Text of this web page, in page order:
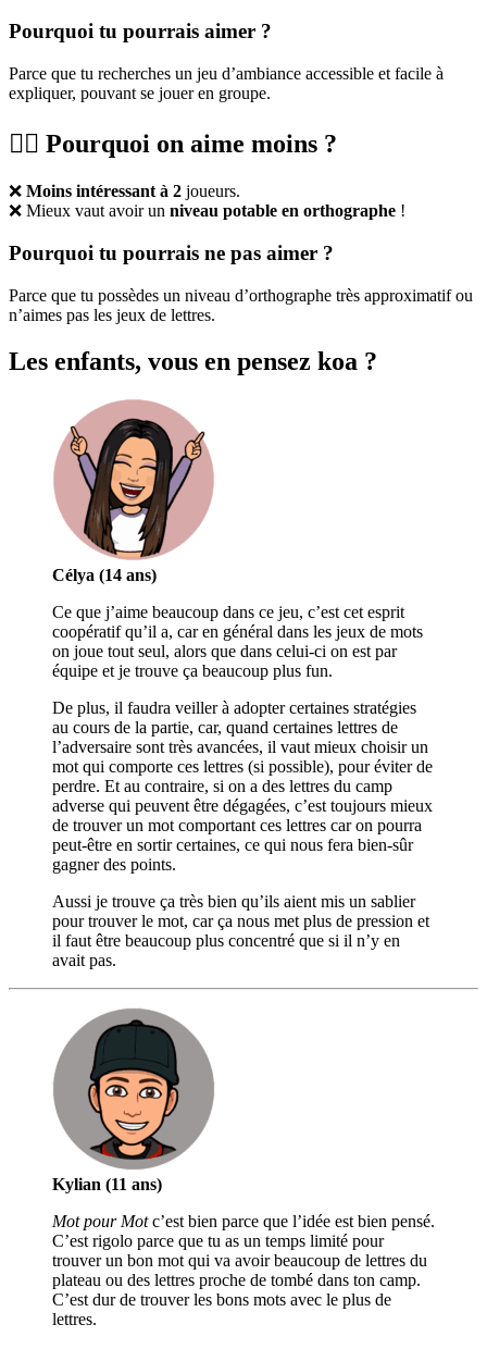
Pourquoi tu pourrais aimer ?
Parce que tu recherches un jeu d’ambiance accessible et facile à
expliquer, pouvant se jouer en groupe.
👎🏻 Pourquoi on aime moins ?
❌ Moins intéressant à 2 joueurs.
❌ Mieux vaut avoir un niveau potable en orthographe !
Pourquoi tu pourrais ne pas aimer ?
Parce que tu possèdes un niveau d’orthographe très approximatif ou
n’aimes pas les jeux de lettres.
Les enfants, vous en pensez koa ?
Célya (14 ans)
Ce que j’aime beaucoup dans ce jeu, c’est cet esprit
coopératif qu’il a, car en général dans les jeux de mots
on joue tout seul, alors que dans celui-ci on est par
équipe et je trouve ça beaucoup plus fun.
De plus, il faudra veiller à adopter certaines stratégies
au cours de la partie, car, quand certaines lettres de
l’adversaire sont très avancées, il vaut mieux choisir un
mot qui comporte ces lettres (si possible), pour éviter de
perdre. Et au contraire, si on a des lettres du camp
adverse qui peuvent être dégagées, c’est toujours mieux
de trouver un mot comportant ces lettres car on pourra
peut-être en sortir certaines, ce qui nous fera bien-sûr
gagner des points.
Aussi je trouve ça très bien qu’ils aient mis un sablier
pour trouver le mot, car ça nous met plus de pression et
il faut être beaucoup plus concentré que si il n’y en
avait pas.
Kylian (11 ans)
Mot pour Motc’est bien parce que l’idée est bien pensé.
C’est rigolo parce que tu as un temps limité pour
trouver un bon mot qui va avoir beaucoup de lettres du
plateau ou des lettres proche de tombé dans ton camp.
C’est dur de trouver les bons mots avec le plus de
lettres.